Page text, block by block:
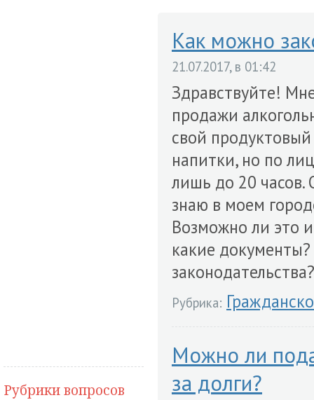
Рубрики вопросов
Как можно
21.07.2017, в 01:42
Здравствуйте!
продажи
свой
напитки, но по
лишь до 20 часов.
знаю в моем
Возможно ли это
какие
Рубрика:
Можно ли
за долги?